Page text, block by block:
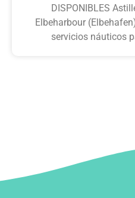
DISPONIBLES
Elbeharbour
servicios náuticos